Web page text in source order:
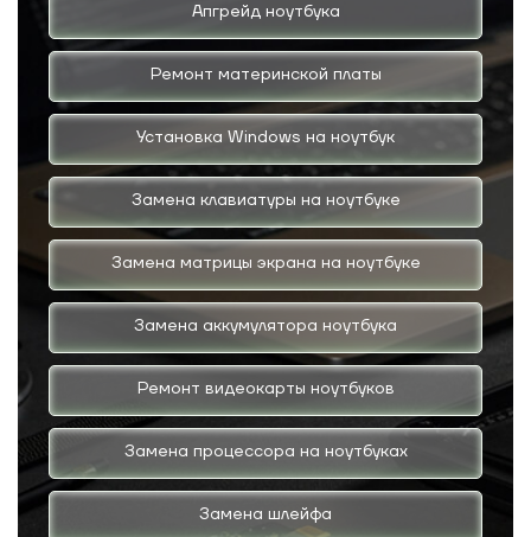
Апгрейд ноутбука
Ремонт материнской платы
Установка Windows на ноутбук
Замена клавиатуры на ноутбуке
Замена матрицы экрана на ноутбуке
Замена аккумулятора ноутбука
Ремонт видеокарты ноутбуков
Замена процессора на ноутбуках
Замена шлейфа